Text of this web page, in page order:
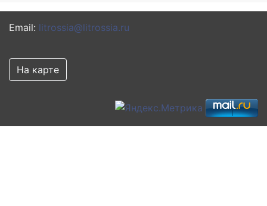
Email: litrossia@litrossia.ru
На карте